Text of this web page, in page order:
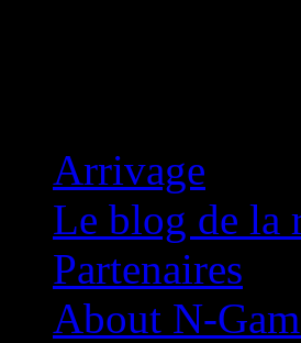
Arrivage
Le blog de la
Partenaires
About N-